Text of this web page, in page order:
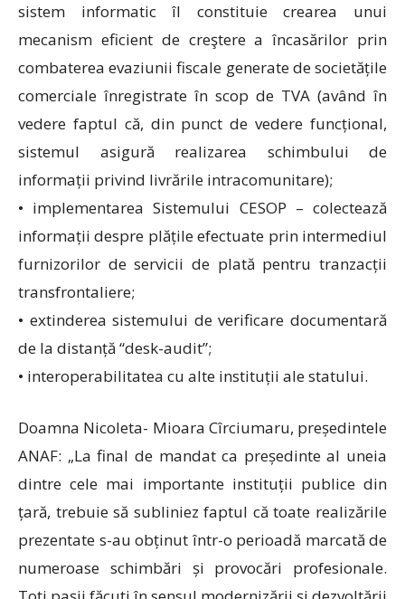
sistem informatic îl constituie crearea unui
mecanism eficient de creştere a încasărilor prin
combaterea evaziunii fiscale generate de societățile
comerciale înregistrate în scop de TVA (având în
vedere faptul că, din punct de vedere funcțional,
sistemul asigură realizarea schimbului de
informații privind livrările intracomunitare);
• implementarea Sistemului CESOP – colectează
informații despre plățile efectuate prin intermediul
furnizorilor de servicii de plată pentru tranzacții
transfrontaliere;
• extinderea sistemului de verificare documentară
de la distanță “desk-audit”;
• interoperabilitatea cu alte instituții ale statului.
Doamna Nicoleta- Mioara Cîrciumaru, președintele
ANAF: „La final de mandat ca președinte al uneia
dintre cele mai importante instituții publice din
țară, trebuie să subliniez faptul că toate realizările
prezentate s-au obținut într-o perioadă marcată de
numeroase schimbări și provocări profesionale.